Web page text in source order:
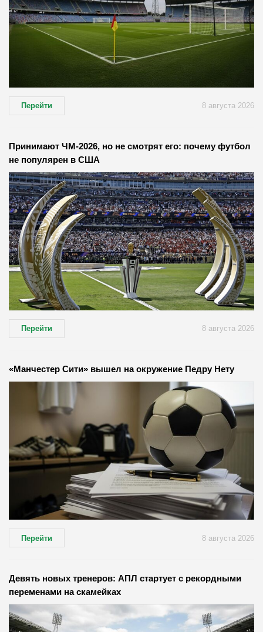
Перейти 8 августа 2026
Принимают ЧМ-2026, но не смотрят его: почему футбол
не популярен в США
Перейти 8 августа 2026
«Манчестер Сити» вышел на окружение Педру Нету
Перейти 8 августа 2026
Девять новых тренеров: АПЛ стартует с рекордными
переменами на скамейках